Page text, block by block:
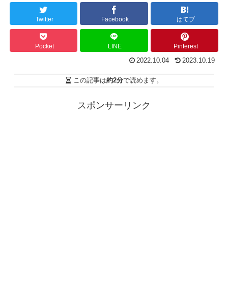
Twitter Facebook はてブ
Pocket LINE Pinterest
2022.10.04 2023.10.19
この記事は約2分で読めます。
スポンサーリンク